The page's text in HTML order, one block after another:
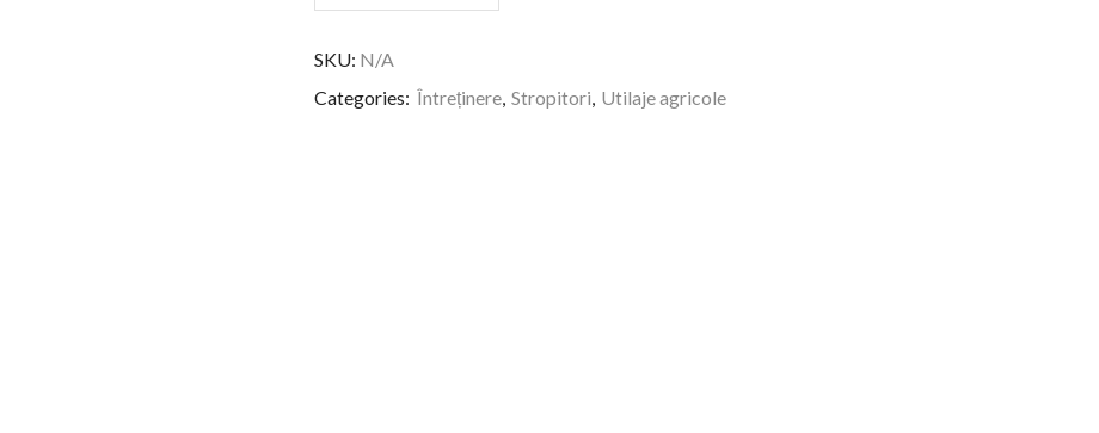
SKU: N/A
Categories: Întreținere, Stropitori, Utilaje agricole